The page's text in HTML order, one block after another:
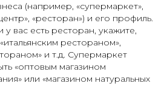
(например, «супермаркет»,
«ресторан») и его профиль.
вас есть ресторан, укажите,
рестораном»,
и т.д. Супермаркет
«оптовым магазином
или «магазином натуральных